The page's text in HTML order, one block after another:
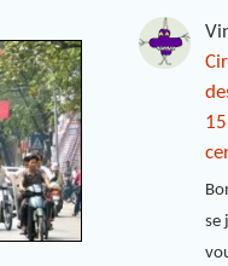
se